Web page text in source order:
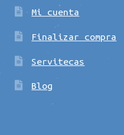
Mi cuenta
Finalizar compra
Servitecas
Blog